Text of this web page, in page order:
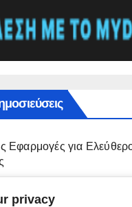
privacy
Εφαρμογές για
εφαρμογές για